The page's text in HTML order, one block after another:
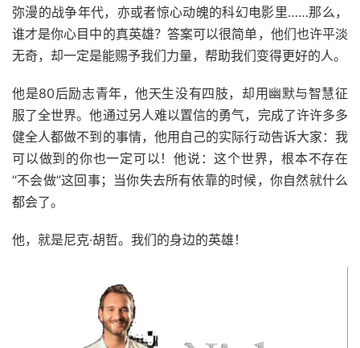
弥漫的战争年代，亦或者惊心动魄的科幻电影里……那么，
谁才是你心目中的真英雄？答案可以很简单，他们也许平淡
无奇，却一定是能赐予我们力量，帮助我们变得更好的人。
他是80后励志青年，他天生没有四肢，却用幽默与智慧征
服了全世界。他通过另人难以置信的勇气，完成了许许多多
健全人都做不到的事情，他用自己的实际行动告诉大家：我
可以做到的你也一定可以！他说：这个世界，根本不存在
“不会做”这回事；当你失去所有依靠的时候，你自然就什么
都会了。
他，就是尼克·胡哲。我们的身边的英雄！